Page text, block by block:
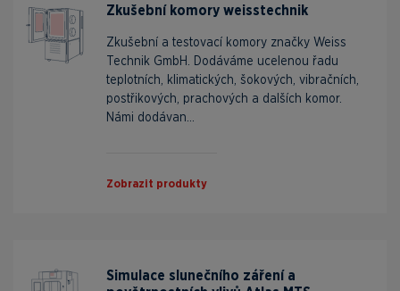
Zkušební komory weisstechnik
Zkušební a testovací komory značky Weiss
Technik GmbH. Dodáváme ucelenou řadu
teplotních, klimatických, šokových, vibračních,
postřikových, prachových a dalších komor.
Námi dodávan...
Zobrazit produkty
Simulace slunečního záření a